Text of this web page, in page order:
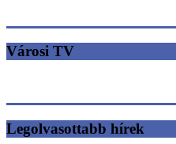
Városi TV
Legolvasottabb hírek